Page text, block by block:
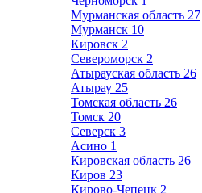
Мурманская область 27
Мурманск 10
Кировск 2
Североморск 2
Атырауская область 26
Атырау 25
Томская область 26
Томск 20
Северск 3
Асино 1
Кировская область 26
Киров 23
Кирово-Чепецк 2